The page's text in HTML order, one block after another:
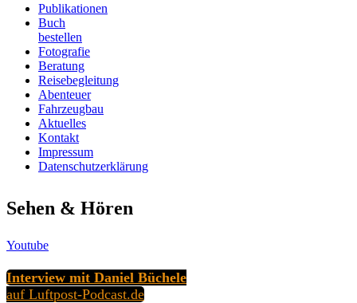
Publikationen
Buch
bestellen
Fotografie
Beratung
Reisebegleitung
Abenteuer
Fahrzeugbau
Aktuelles
Kontakt
Impressum
Datenschutzerklärung
Sehen & Hören
Youtube
Interview mit Daniel Büchele
auf Luftpost-Podcast.de